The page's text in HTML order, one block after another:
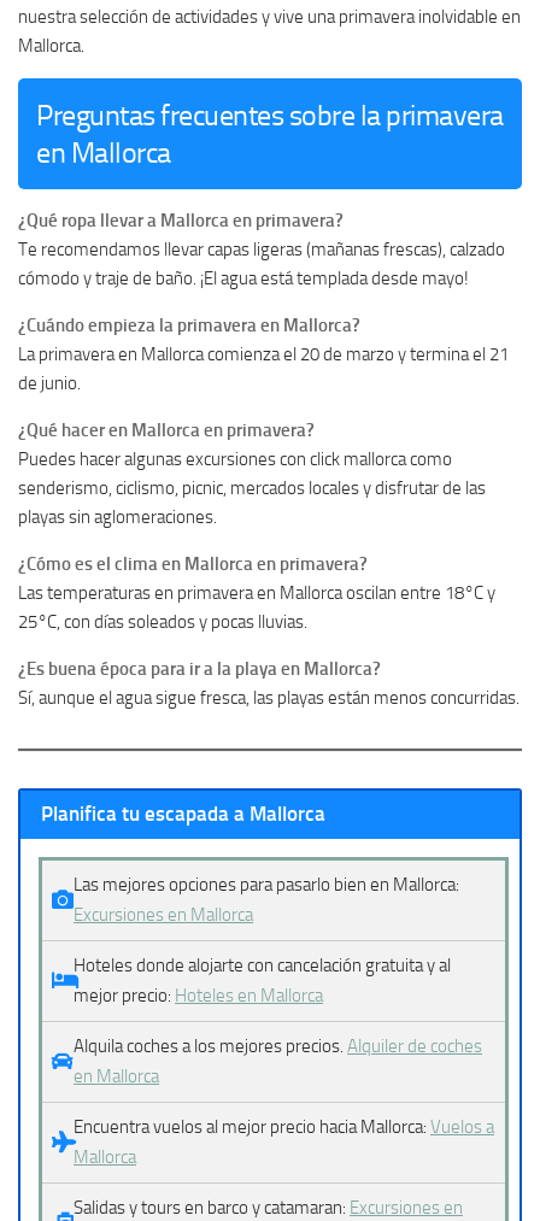
nuestra selección de actividades y vive una primavera inolvidable en
Mallorca.
Preguntas frecuentes sobre la primavera
en Mallorca
¿Qué ropa llevar a Mallorca en primavera?
Te recomendamos llevar capas ligeras (mañanas frescas), calzado
cómodo y traje de baño. ¡El agua está templada desde mayo!
¿Cuándo empieza la primavera en Mallorca?
La primavera en Mallorca comienza el 20 de marzo y termina el 21
de junio.
¿Qué hacer en Mallorca en primavera?
Puedes hacer algunas excursiones con click mallorca como
senderismo, ciclismo, picnic, mercados locales y disfrutar de las
playas sin aglomeraciones.
¿Cómo es el clima en Mallorca en primavera?
Las temperaturas en primavera en Mallorca oscilan entre 18°C y
25°C, con días soleados y pocas lluvias.
¿Es buena época para ir a la playa en Mallorca?
Sí, aunque el agua sigue fresca, las playas están menos concurridas.
Planifica tu escapada a Mallorca
Las mejores opciones para pasarlo bien en Mallorca:
Excursiones en Mallorca
Hoteles donde alojarte con cancelación gratuita y al
mejor precio: Hoteles en Mallorca
Alquila coches a los mejores precios. Alquiler de coches
en Mallorca
Encuentra vuelos al mejor precio hacia Mallorca: Vuelos a
Mallorca
Salidas y tours en barco y catamaran: Excursiones en